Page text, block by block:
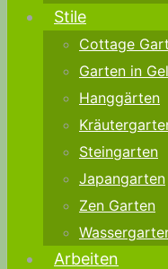
Stile
Cottage
Garten in
Hanggärten
Steingarten
Japangarten
Zen Garten
Arbeiten